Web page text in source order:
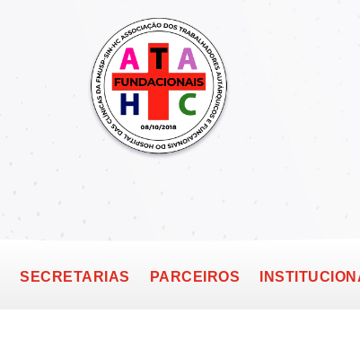
SECRETARIAS PARCEIROS